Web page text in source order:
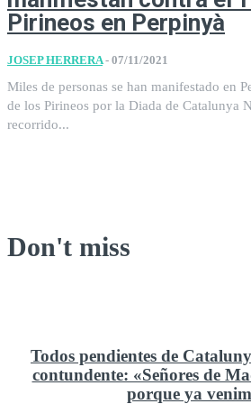
Pirineos en Perpinyà
JOSEP HERRERA - 07/11/2021
Miles de personas se han manifestado en
de los Pirineos por la Diada de Catalunya
recorrido...
Don't miss
Todos pendientes de
contundente: «Señores de
porque ya